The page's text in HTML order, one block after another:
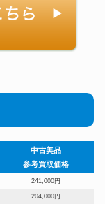
中古美品
参考買取価格
241,000円
204,000円